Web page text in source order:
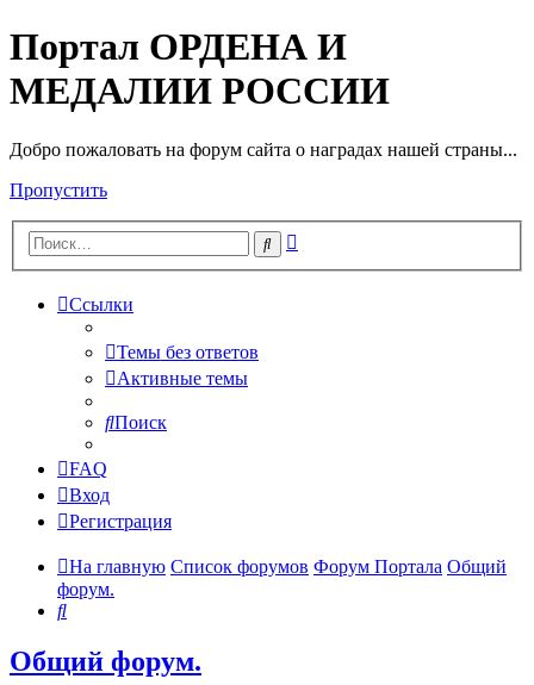
Портал ОРДЕНА И
МЕДАЛИИ РОССИИ
Добро пожаловать на форум сайта о наградах нашей страны...
Пропустить
Поиск
Ссылки
Темы без ответов
Активные темы
Поиск
FAQ
Вход
Регистрация
На главную Список форумов Форум Портала Общий
форум.
Поиск
Общий форум.